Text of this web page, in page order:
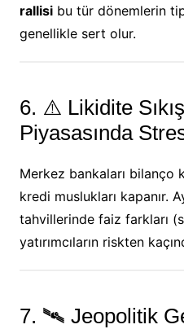
rallisibu tür dönemlerin
genellikle sert olur.
6. ⚠️ Likidite
Piyasasında
Merkez bankaları bilanço
kredi muslukları kapanır.
tahvillerinde faiz farkları
yatırımcıların riskten
7. 🛰️ Jeopolitik